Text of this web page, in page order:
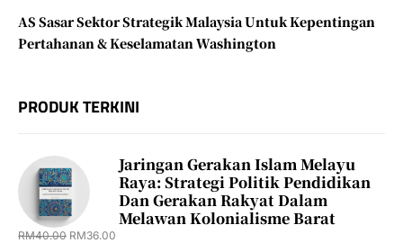
AS Sasar Sektor Strategik Malaysia Untuk Kepentingan
Pertahanan & Keselamatan Washington
PRODUK TERKINI
Jaringan Gerakan Islam Melayu
Raya: Strategi Politik Pendidikan
Dan Gerakan Rakyat Dalam
Melawan Kolonialisme Barat
RM40.00 RM36.00